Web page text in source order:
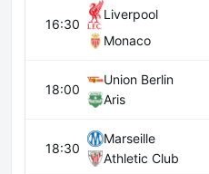
16:30
Liverpool
Monaco
18:00
Union Berlin
Aris
18:30
Marseille
Athletic Club